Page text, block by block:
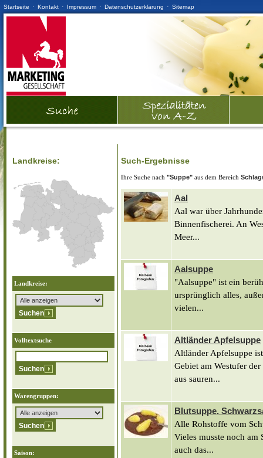
Startseite · Kontakt · Impressum · Datenschutzerklärung · Sitemap
Landkreise:
Landkreise:
Volltextsuche
Warengruppen:
Saison:
Such-Ergebnisse
Ihre Suche nach "Suppe" aus dem Bereich
Aal
Aal war über
Binnenfischerei. An
Meer...
Aalsuppe
"Aalsuppe" ist ein
ursprünglich alles,
vielen...
Altländer Apfelsuppe
Altländer Apfelsuppe
Gebiet am Westufer
aus sauren...
Blutsuppe,
Alle Rohstoffe vom
Vieles musste noch am
auch das...